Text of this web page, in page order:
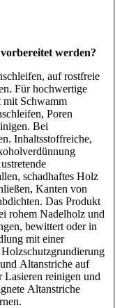
werden?
auf rostfreie
Für hochwertige
mit Schwamm
Poren
Bei
Inhaltsstoffreiche,
schadhaftes Holz
Kanten von
Das Produkt
rohem Nadelholz und
bewittert oder in
mit einer
Altanstriche auf
reinigen und
Altanstriche